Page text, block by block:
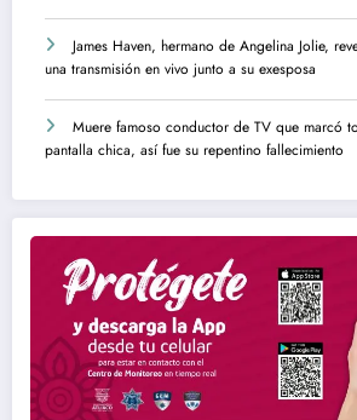
James Haven, hermano de Angelina Jolie,
una transmisión en vivo junto a su exesposa
Muere famoso conductor de TV que marcó
pantalla chica, así fue su repentino fallecimiento